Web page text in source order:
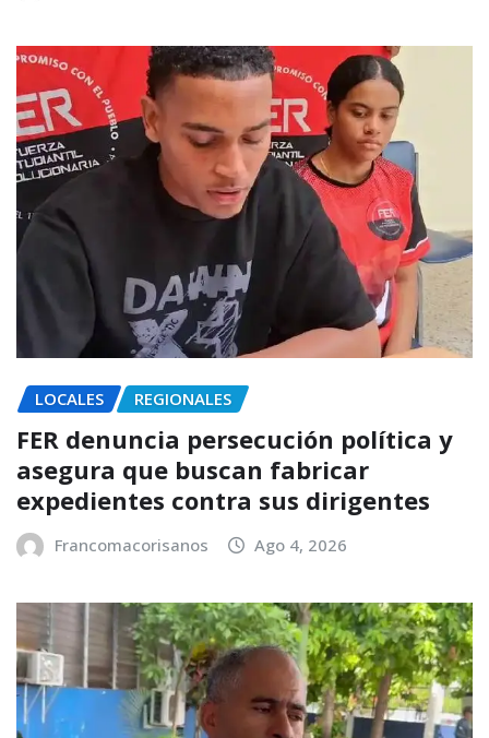
LOCALES REGIONALES
FER denuncia persecución política y
asegura que buscan fabricar
expedientes contra sus dirigentes
Francomacorisanos Ago 4, 2026